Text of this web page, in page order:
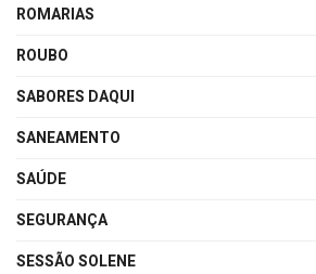
ROMARIAS
ROUBO
SABORES DAQUI
SANEAMENTO
SAÚDE
SEGURANÇA
SESSÃO SOLENE